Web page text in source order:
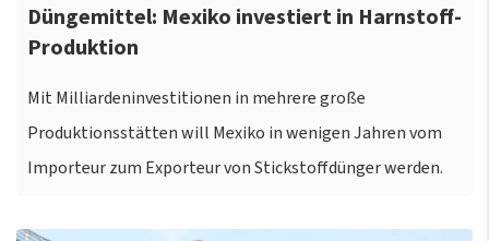
Düngemittel: Mexiko investiert in Harnstoff-
Produktion
Mit Milliardeninvestitionen in mehrere große
Produktionsstätten will Mexiko in wenigen Jahren vom
Importeur zum Exporteur von Stickstoffdünger werden.